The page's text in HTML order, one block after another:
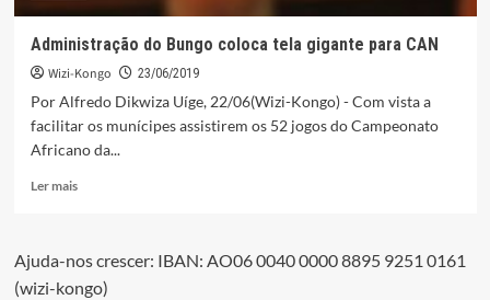
Administração do Bungo coloca tela gigante para CAN
Wizi-Kongo 23/06/2019
Por Alfredo Dikwiza Uíge, 22/06(Wizi-Kongo) - Com vista a
facilitar os munícipes assistirem os 52 jogos do Campeonato
Africano da...
Ler maisLeia
do
Bungo
Ajuda-nos crescer: IBAN: AO06 0040 0000 8895 9251 0161
(wizi-kongo)